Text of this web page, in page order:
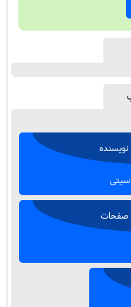
نویسنده
صفحات